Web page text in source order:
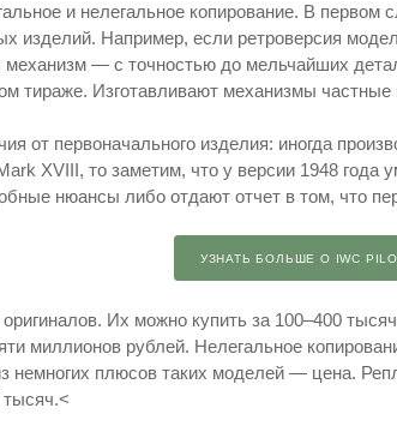
и нелегальное копирование. В
изделий. Например, если ретроверсия
— с точностью до мельчайших
тираже. Изготавливают механизмы
от первоначального изделия: иногда
XVIII, то заметим, что у версии 1948
нюансы либо отдают отчет в том, что
УЗНАТЬ БОЛЬШЕ О IWC
Их можно купить за 100–400
миллионов рублей. Нелегальное
немногих плюсов таких моделей — цена.